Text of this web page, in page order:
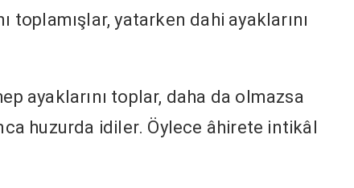
toplamışlar, yatarken dahi ayaklarını
ayaklarını toplar, daha da olmazsa
huzurda idiler. Öylece âhirete intikâl